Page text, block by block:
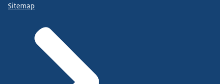
Sitemap